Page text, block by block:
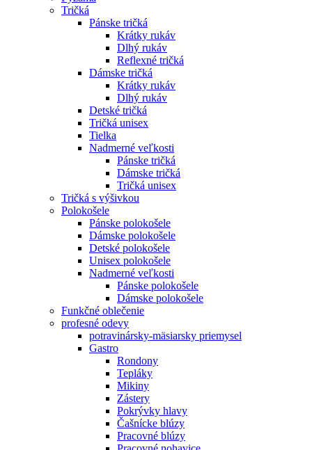
Tričká
Pánske tričká
Krátky rukáv
Dlhý rukáv
Reflexné tričká
Dámske tričká
Krátky rukáv
Dlhý rukáv
Detské tričká
Tričká unisex
Tielka
Nadmerné veľkosti
Pánske tričká
Dámske tričká
Tričká unisex
Tričká s výšivkou
Polokošele
Pánske polokošele
Dámske polokošele
Detské polokošele
Unisex polokošele
Nadmerné veľkosti
Pánske polokošele
Dámske polokošele
Funkčné oblečenie
profesné odevy
potravinársky-mäsiarsky priemysel
Gastro
Rondony
Tepláky
Mikiny
Zástery
Pokrývky hlavy
Čašnícke blúzy
Pracovné blúzy